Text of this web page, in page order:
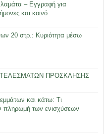
– Εγγραφή για
και κοινό
20 στρ.: Κυριότητα μέσω
ΠΡΟΣΚΛΗΣΗΣ
και κάτω: Τι
πληρωμή των ενισχύσεων